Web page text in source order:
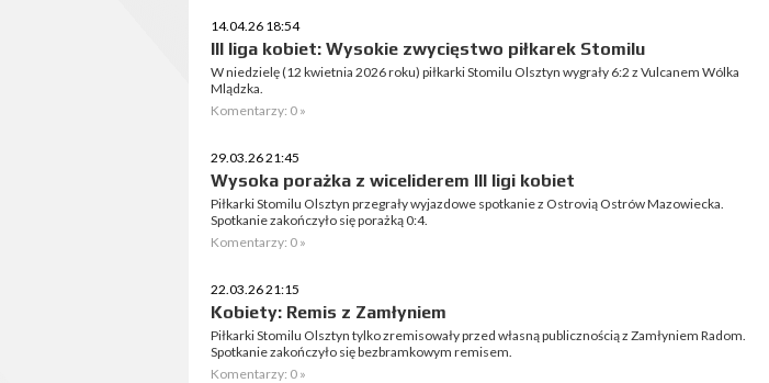
14.04.26 18:54
III liga kobiet: Wysokie zwycięstwo piłkarek Stomilu
W niedzielę (12 kwietnia 2026 roku) piłkarki Stomilu Olsztyn wygrały 6:2 z Vulcanem Wólka
Mlądzka.
Komentarzy: 0 »
29.03.26 21:45
Wysoka porażka z wiceliderem III ligi kobiet
Piłkarki Stomilu Olsztyn przegrały wyjazdowe spotkanie z Ostrovią Ostrów Mazowiecka.
Spotkanie zakończyło się porażką 0:4.
Komentarzy: 0 »
22.03.26 21:15
Kobiety: Remis z Zamłyniem
Piłkarki Stomilu Olsztyn tylko zremisowały przed własną publicznością z Zamłyniem Radom.
Spotkanie zakończyło się bezbramkowym remisem.
Komentarzy: 0 »